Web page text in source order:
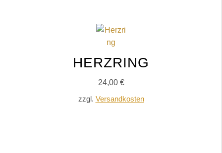
HERZRING
24,00 €
zzgl. Versandkosten